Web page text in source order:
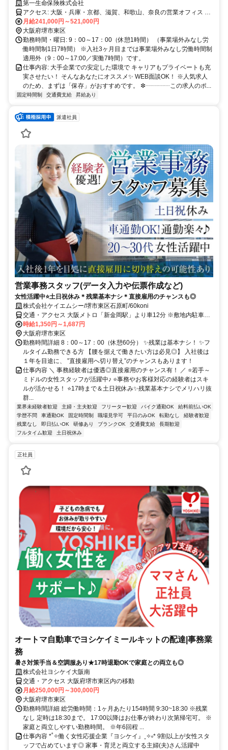
得✨女性が多数活躍中✨
第一生命保険株式会社
アクセス: 大阪・兵庫・京都、滋賀、和歌山、奈良の営業オフィス ※
希望以外での転勤なし <試用期間の勤務地> 入社後6ヶ月は、配属支
社に近いキャリアカレッジで研修を実施します。通勤が難しい場合、
リモート受講も相談可能です。7ヶ月以降は大阪・兵庫・京都、滋
賀、和歌山、奈良に所在する営業オフィスの勤務となります。
✼┈┈┈┈┈┈┈┈┈┈┈┈┈┈┈┈┈┈┈✼
月給241,000円～521,000円
大阪府堺市東区
勤務時間・曜日: 9：00～17：00（休憩1時間） （事業場外みなし労
働時間制1日7時間） ※入社3ヶ月目までは事業場外みなし労働時間制
適用外（9：00～17:00／実働7時間）です。
仕事内容: 大手企業での安定した環境で キャリアもプライベートも充
実させたい！ そんなあなたにオススメ✨ WEB面談OK！ ※人気求人
のため、まずは「保存」がおすすめです。 ✼┈┈┈┈この求人のポ...
固定時間制 交通費支給 昇給あり
派遣社員
営業事務スタッフ(データ入力や伝票作成など)
女性活躍中⭐土日祝休み＊残業基本ナシ＊直接雇用のチャンスも◎
株式会社ケイエムシー/堺市東区石原町/60koni
交通・アクセス 大阪メトロ「新金岡駅」より車12分 ※敷地内駐車場
有
時給1,350円～1,687円
大阪府堺市東区
勤務時間詳細 8：00～17：00（休憩60分） ✨残業は基本ナシ！ ✨フ
ルタイム勤務できる方 【腰を据えて働きたい方は必見◎】 入社後は
１年を目途に、 ”直接雇用へ切り替え”のチャンスもあります！
仕事内容 ＼ 事務経験者は優遇◎直接雇用のチャンス有！ ／ ⭐若手～
ミドルの女性スタッフが活躍中♪ ⭐事務やお客様対応の経験者はスキ
ルが活かせる！ ⭐17時まで＆土日祝休み✨残業基本ナシでメリハリ抜
群...
業界未経験者歓迎 主婦・主夫歓迎 フリーター歓迎 バイク通勤OK
給料前払いOK
学歴不問
車通勤OK 固定時間制 職場見学可 平日のみOK 転勤なし
経験者歓迎
残業なし
即日払いOK 研修あり ブランクOK 交通費支給
長期歓迎
フルタイム歓迎
土日祝休み
正社員
オートマ自動車でヨシケイミールキットの配達|事務業
務
暑さ対策手当＆空調服あり★17時退勤OKで家庭との両立も◎
株式会社ヨシケイ大阪南
交通・アクセス 大阪府堺市東区内の移動
月給250,000円～300,000円
大阪府堺市東区
勤務時間詳細 総労働時間：1ヶ月あたり154時間 9:30~18:30 ※残業
なし 定時は18:30まで。 17:00以降はお仕事が終わり次第帰宅可。 ※
家庭と両立しやすい勤務時間。 ※年6回程 ...
仕事内容 *˚✧働く女性応援企業『ヨシケイ』˳✧༚* 9割以上が女性スタ
ッフで占めています◎ 家事・育児と両立する主婦(夫)さん活躍中